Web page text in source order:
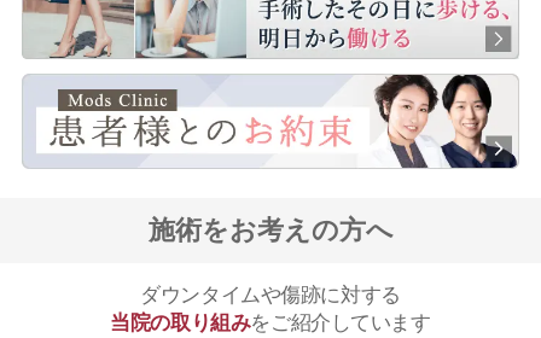
施術をお考えの方へ
ダウンタイムや傷跡に対する
当院の取り組みをご紹介しています